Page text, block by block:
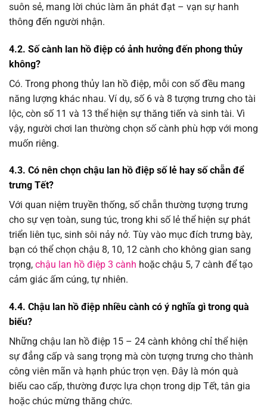
suôn sẻ, mang lời chúc làm ăn phát đạt – vạn sự hanh
thông đến người nhận.
4.2. Số cành lan hồ điệp có ảnh hưởng đến phong thủy
không?
Có. Trong phong thủy lan hồ điệp, mỗi con số đều mang
năng lượng khác nhau. Ví dụ, số 6 và 8 tượng trưng cho tài
lộc, còn số 11 và 13 thể hiện sự thăng tiến và sinh tài. Vì
vậy, người chơi lan thường chọn số cành phù hợp với mong
muốn riêng.
4.3. Có nên chọn chậu lan hồ điệp số lẻ hay số chẵn để
trưng Tết?
Với quan niệm truyền thống, số chẵn thường tượng trưng
cho sự vẹn toàn, sung túc, trong khi số lẻ thể hiện sự phát
triển liên tục, sinh sôi nảy nở. Tùy vào mục đích trưng bày,
bạn có thể chọn chậu 8, 10, 12 cành cho không gian sang
trọng, chậu lan hồ điệp 3 cành hoặc chậu 5, 7 cành để tạo
cảm giác ấm cúng, tự nhiên.
4.4. Chậu lan hồ điệp nhiều cành có ý nghĩa gì trong quà
biếu?
Những chậu lan hồ điệp 15 – 24 cành không chỉ thể hiện
sự đẳng cấp và sang trọng mà còn tượng trưng cho thành
công viên mãn và hạnh phúc trọn vẹn. Đây là món quà
biếu cao cấp, thường được lựa chọn trong dịp Tết, tân gia
hoặc chúc mừng thăng chức.